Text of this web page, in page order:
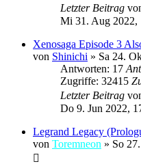
Letzter Beitrag
Mi 31. Aug 2022,
Xenosaga Episode 3
von Shinichi » Sa 24.
Antworten: 17
Zugriffe: 32415
Letzter Beitrag
Do 9. Jun 2022,
Legrand Legacy
von Toremneon » So